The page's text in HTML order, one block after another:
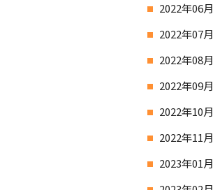
2022年06月
2022年07月
2022年08月
2022年09月
2022年10月
2022年11月
2023年01月